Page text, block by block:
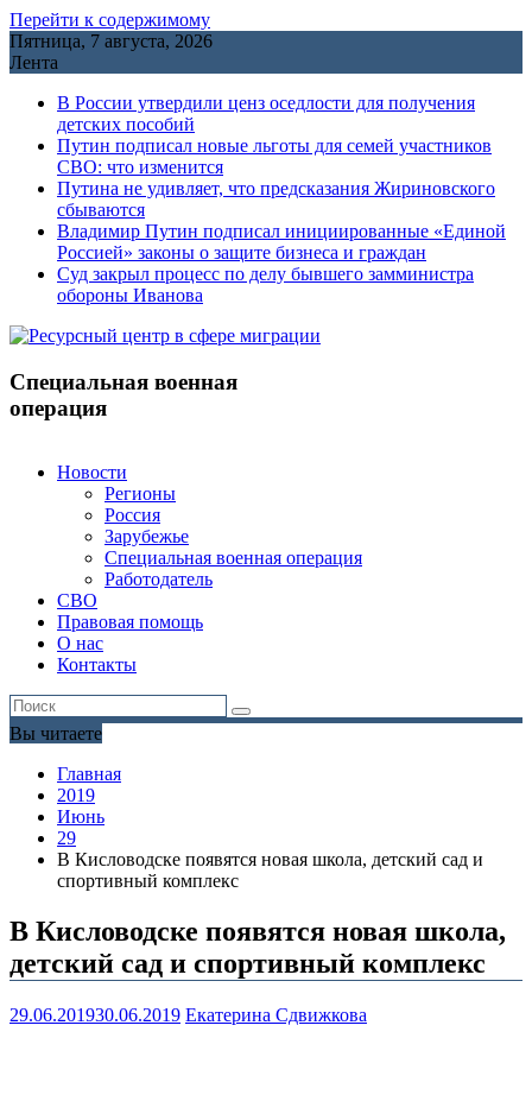
Перейти к содержимому
Пятница, 7 августа, 2026
Лента
В России утвердили ценз оседлости для получения
детских пособий
Путин подписал новые льготы для семей участников
СВО: что изменится
Путина не удивляет, что предсказания Жириновского
сбываются
Владимир Путин подписал инициированные «Единой
Россией» законы о защите бизнеса и граждан
Cуд закрыл процесс по делу бывшего замминистра
обороны Иванова
Специальная военная
операция
Новости
Регионы
Россия
Зарубежье
Специальная военная операция
Работодатель
СВО
Правовая помощь
О нас
Контакты
Вы читаете
Главная
2019
Июнь
29
В Кисловодске появятся новая школа, детский сад и
спортивный комплекс
В Кисловодске появятся новая школа,
детский сад и спортивный комплекс
29.06.201930.06.2019 Екатерина Сдвижкова